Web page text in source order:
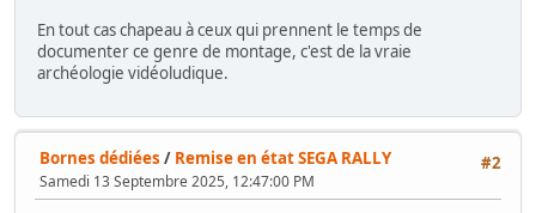
En tout cas chapeau à ceux qui prennent le temps de
documenter ce genre de montage, c'est de la vraie
archéologie vidéoludique.
#2
Bornes dédiées / Remise en état SEGA RALLY
Samedi 13 Septembre 2025, 12:47:00 PM